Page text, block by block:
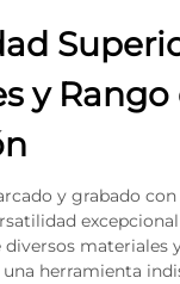
y Rango
y grabado con
materiales
herramienta